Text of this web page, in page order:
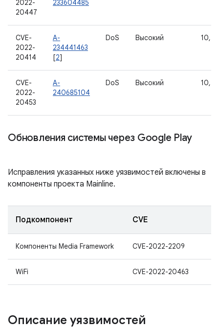
2022-
20447
233604485
CVE-
2022-
20414
A-
234441463
[2]
DoS Высокий 10,
CVE-
2022-
20453
A-
240685104
DoS Высокий 10,
Обновления системы через Google Play
Исправления указанных ниже уязвимостей включены в
компоненты проекта Mainline.
Подкомпонент CVE
Компоненты Media Framework CVE-2022-2209
WiFi CVE-2022-20463
Описание уязвимостей